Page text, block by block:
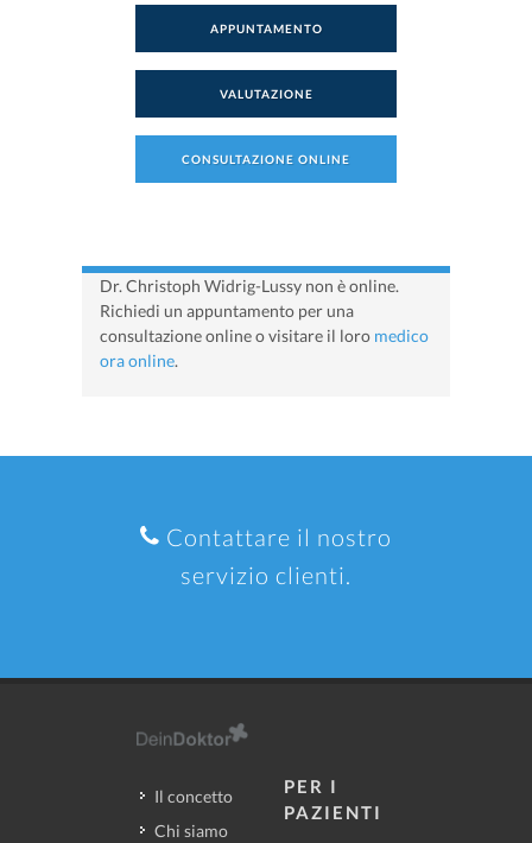
APPUNTAMENTO
VALUTAZIONE
CONSULTAZIONE ONLINE
Dr. Christoph Widrig-Lussy non è online.
Richiedi un appuntamento per una
consultazione online o visitare il loro medico
ora online.
Contattare il nostro
servizio clienti.
Il concetto
Chi siamo
PER I
PAZIENTI